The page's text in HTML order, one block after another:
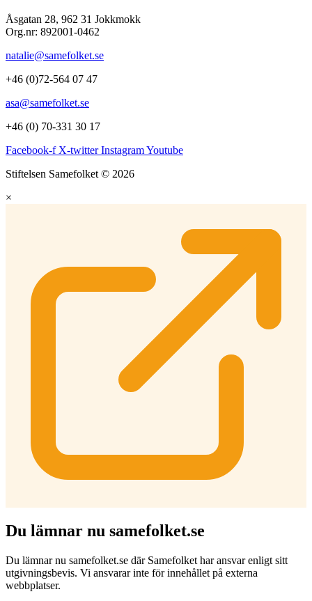
Åsgatan 28, 962 31 Jokkmokk
Org.nr: 892001-0462
natalie@samefolket.se
+46 (0)72-564 07 47
asa@samefolket.se
+46 (0) 70-331 30 17
Facebook-f X-twitter InstagramYoutube
Stiftelsen Samefolket © 2026
×
Du lämnar nu samefolket.se
Du lämnar nu samefolket.se där Samefolket har ansvar enligt sitt
utgivningsbevis. Vi ansvarar inte för innehållet på externa
webbplatser.